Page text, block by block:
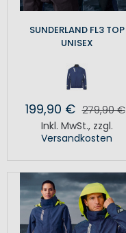
SUNDERLAND FL3 TOP
UNISEX
199,90 € 279,90 €
Inkl. MwSt., zzgl.
Versandkosten